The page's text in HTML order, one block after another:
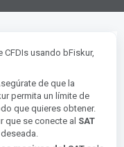
CFDIs usando bFiskur,
de que la
permita un límite de
que quieres obtener.
que se conecte al SAT